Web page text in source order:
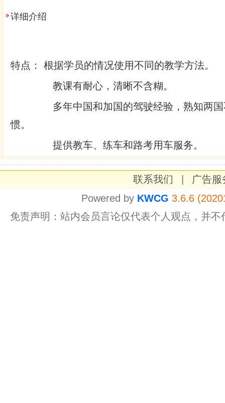
详细介绍
特点： 根据学员的情况使用不同的教学方法。
教课有耐心，清晰不含糊。
多年中国和加国的驾驶经验，熟知两国不
惯。
提供教车、练车和路考用车服务。
联系我们
广告服
Powered by KWCG 3.6.6
免责声明：站内会员言论仅代表个人观点，并